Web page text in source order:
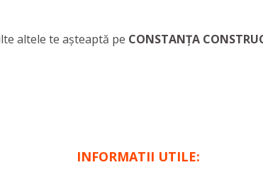
altele te așteaptă pe CONSTANȚA
INFORMATII UTILE: